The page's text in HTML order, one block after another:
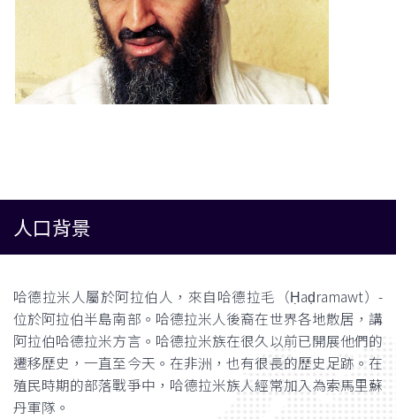
人口背景
哈德拉米人屬於阿拉伯人，來自哈德拉毛（Ḥaḍramawt）-
位於阿拉伯半島南部。哈德拉米人後裔在世界各地散居，講
阿拉伯哈德拉米方言。哈德拉米族在很久以前已開展他們的
遷移歷史，一直至今天。在非洲，也有很長的歷史足跡。在
殖民時期的部落戰爭中，哈德拉米族人經常加入為索馬里蘇
丹軍隊。